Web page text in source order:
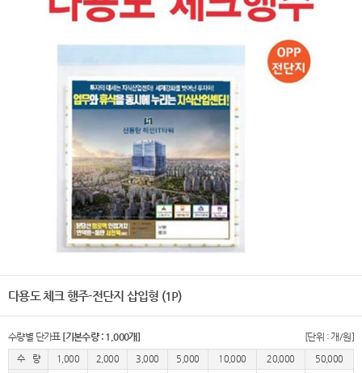
다용도 체크 행주-전단지 삽입형 (1P)
수량별 단가표 [기본수량 : 1,000개] [단위 : 개/원]
수 량 1,000 2,000 3,000 5,000 10,000 20,000
50,000